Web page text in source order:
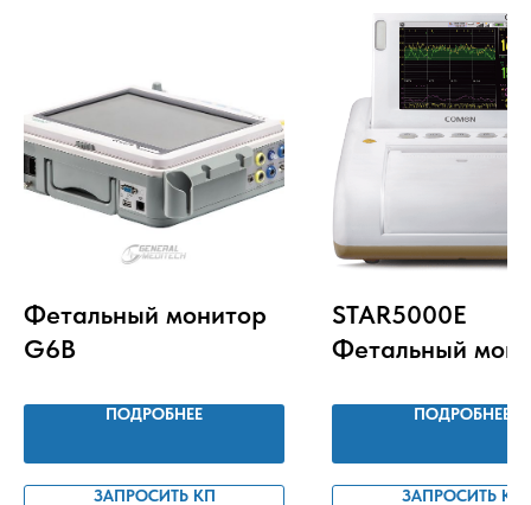
Фетальный монитор
G6B
ПОДРОБНЕЕ
ЗАПРОСИТЬ КП
STAR5000E
Фетальный
ПОДРОБНЕЕ
ЗАПРОСИТЬ КП